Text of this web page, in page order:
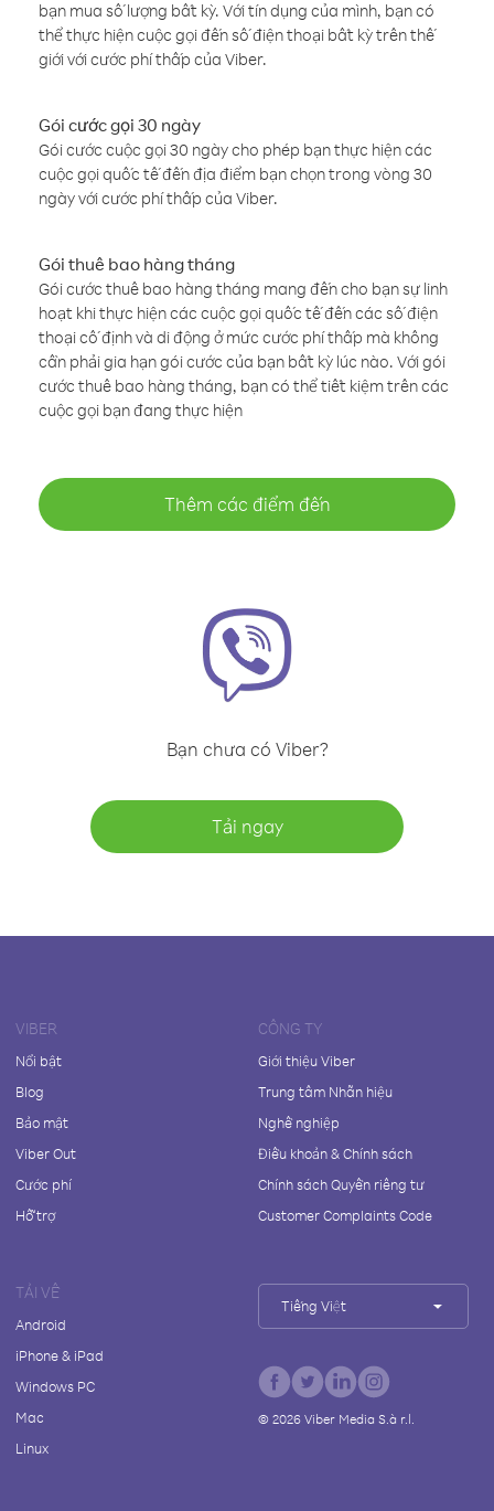
bạn mua số lượng bất kỳ. Với tín dụng của mình, bạn có
thể thực hiện cuộc gọi đến số điện thoại bất kỳ trên thế
giới với cước phí thấp của Viber.
Gói cước gọi 30 ngày
Gói cước cuộc gọi 30 ngày cho phép bạn thực hiện các
cuộc gọi quốc tế đến địa điểm bạn chọn trong vòng 30
ngày với cước phí thấp của Viber.
Gói thuê bao hàng tháng
Gói cước thuê bao hàng tháng mang đến cho bạn sự linh
hoạt khi thực hiện các cuộc gọi quốc tế đến các số điện
thoại cố định và di động ở mức cước phí thấp mà không
cần phải gia hạn gói cước của bạn bất kỳ lúc nào. Với gói
cước thuê bao hàng tháng, bạn có thể tiết kiệm trên các
cuộc gọi bạn đang thực hiện
Thêm các điểm đến
Bạn chưa có Viber?
Tải ngay
VIBER
Nổi bật
Blog
Bảo mật
Viber Out
Cước phí
Hỗ trợ
CÔNG TY
Giới thiệu Viber
Trung tâm Nhãn hiệu
Nghề nghiệp
Điều khoản & Chính sách
Chính sách Quyền riêng tư
Customer Complaints Code
TẢI VỀ
Android
iPhone & iPad
Windows PC
Mac
Linux
Tiếng Việt
© 2026Viber Media S.à r.l.